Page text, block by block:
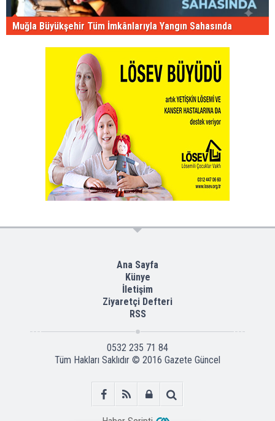
Muğla Büyükşehir Tüm İmkânlarıyla Yangın Sahasında
Ana Sayfa
Künye
İletişim
Ziyaretçi Defteri
RSS
0532 235 71 84
Tüm Hakları Saklıdır © 2016 Gazete Güncel